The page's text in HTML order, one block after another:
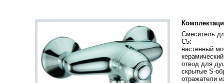
Смеситель
C5:
настенный
отвод для
скрытые S-
отражатели